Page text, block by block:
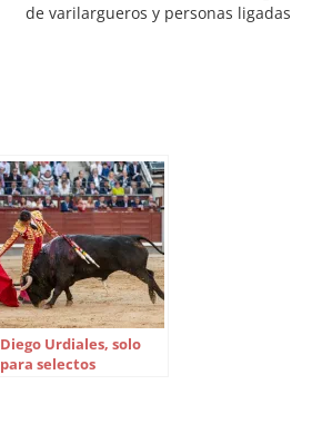
de varilargueros y personas ligadas
Diego Urdiales, solo
para selectos